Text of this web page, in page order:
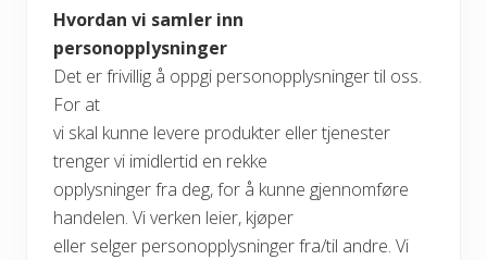
Hvordan vi samler inn
personopplysninger
Det er frivillig å oppgi personopplysninger til oss.
For at
vi skal kunne levere produkter eller tjenester
trenger vi imidlertid en rekke
opplysninger fra deg, for å kunne gjennomføre
handelen. Vi verken leier, kjøper
eller selger personopplysninger fra/til andre. Vi